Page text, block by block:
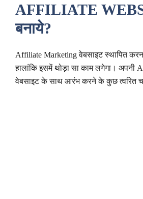
AFFILIATE
बनाये?
Affiliate Marketing वेबसाइट स्थापित
हालांकि इसमें थोड़ा सा काम लगेगा। अपनी
वेबसाइट के साथ आरंभ करने के कुछ त्वरित